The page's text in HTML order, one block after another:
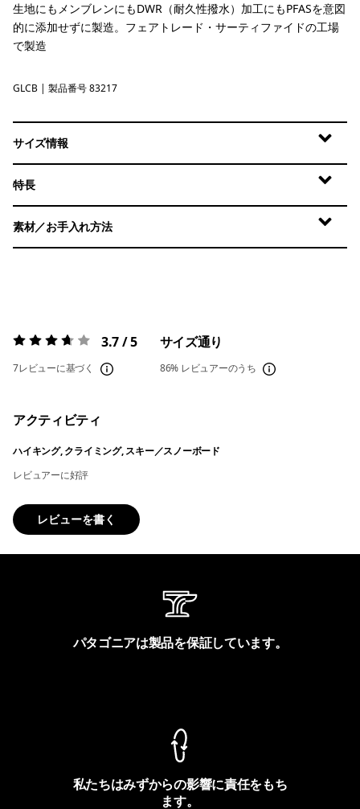
生地にもメンブレンにもDWR（耐久性撥水）加工にもPFASを意図
的に添加せずに製造。フェアトレード・サーティファイドの工場
で製造
Glacial Blue
GLCB | 製品番号 83217
サイズ情報
特長
素材／お手入れ方法
評価:3.7 / 5 3.7 / 5
7レビューに基づく
サイズ通り
86% レビュアーのうち
アクティビティ
ハイキング, クライミング, スキー／スノーボード
レビュアーに好評
レビューを書く
パタゴニアは製品を保証しています。
私たちはみずからの影響に責任をもち
ます。